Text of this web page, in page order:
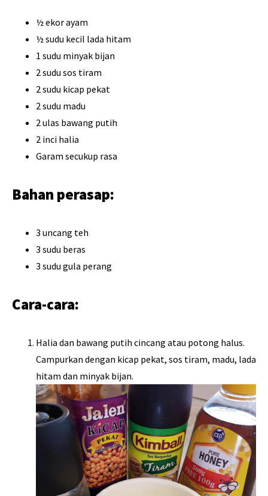
½ ekor ayam
½ sudu kecil lada hitam
1 sudu minyak bijan
2 sudu sos tiram
2 sudu kicap pekat
2 sudu madu
2 ulas bawang putih
2 inci halia
Garam secukup rasa
Bahan perasap:
3 uncang teh
3 sudu beras
3 sudu gula perang
Cara-cara:
Halia dan bawang putih cincang atau potong halus.
Campurkan dengan kicap pekat, sos tiram, madu, lada
hitam dan minyak bijan.